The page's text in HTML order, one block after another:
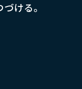
づける。